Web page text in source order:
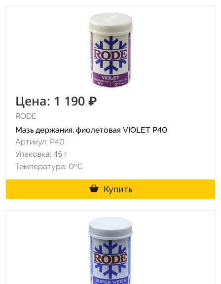
Цена: 1 190 ₽
RODE
Мазь держания, фиолетовая VIOLET P40
Артикул: P40
Упаковка: 45 г
Температура: 0ºC
Купить